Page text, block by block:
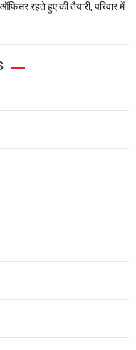
रहते हुए की तैयारी, परिवार में